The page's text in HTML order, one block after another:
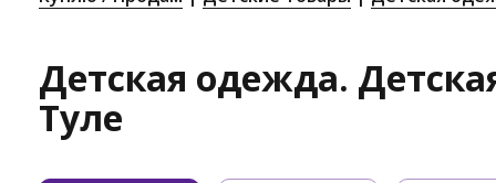
Детская одежда.
Туле